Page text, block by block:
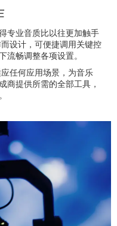
专业音质比以往更加触手
设计，可便捷调用关键控
畅调整各项设置。
任何应用场景，为音乐
商提供所需的全部工具，